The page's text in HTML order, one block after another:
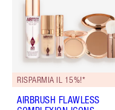
RISPARMIA IL 15%!*
AIRBRUSH FLAWLESS